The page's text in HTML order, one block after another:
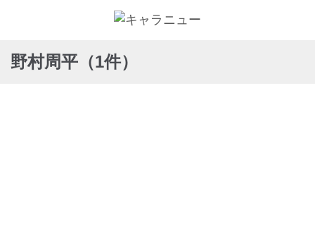
野村周平（1件）